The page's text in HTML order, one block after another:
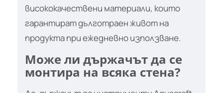
висококачествени материали, които
гарантират дълготраен живот на
продукта при ежедневно използване.
Може ли държачът да се
монтира на всяка стена?